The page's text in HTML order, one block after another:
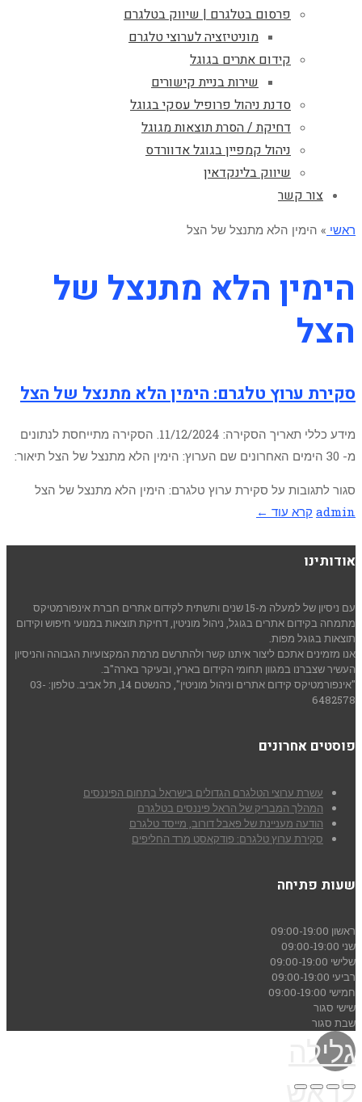
פרסום בטלגרם | שיווק בטלגרם
מוניטיזציה לערוצי טלגרם
קידום אתרים בגוגל
שירות בניית קישורים
סדנת ניהול פרופיל עסקי בגוגל
דחיקת / הסרת תוצאות מגוגל
ניהול קמפיין בגוגל אדוורדס
שיווק בלינקדאין
צור קשר
ראשי » הימין הלא מתנצל של הצל
הימין הלא מתנצל של
הצל
סקירת ערוץ טלגרם: הימין הלא מתנצל של הצל
מידע כללי תאריך הסקירה: 11/12/2024. הסקירה מתייחסת לנתונים
מ- 30 הימים האחרונים שם הערוץ: הימין הלא מתנצל של הצל תיאור:
סגור לתגובות על סקירת ערוץ טלגרם: הימין הלא מתנצל של הצל
admin קרא עוד ←
אודותינו
עם ניסיון של למעלה מ-15 שנים ותשתית לקידום אתרים חברת אינפורמטיקס
מתמחה בקידום אתרים בגוגל, ניהול מוניטין, דחיקת תוצאות במנועי חיפוש וקידום
תוצאות בגוגל מפות.
אנו מזמינים אתכם ליצור איתנו קשר ולהתרשם מרמת המקצועיות הגבוהה והניסיון
העשיר שצברנו במגוון תחומי הקידום בארץ, ובעיקר בארה"ב.
"אינפורמטיקס קידום אתרים וניהול מוניטין", כהנשטם 14, תל אביב. טלפון: 03-
6482578
פוסטים אחרונים
עשרת ערוצי הטלגרם הגדולים בישראל בתחום הפיננסים
המהלך המבריק של הראל פיננסים בטלגרם
הודעה מעניינת של פאבל דורוב, מייסד טלגרם
סקירת ערוץ טלגרם: פודקאסט מרד החליפים
שעות פתיחה
ראשון 09:00-19:00
שני 09:00-19:00
שלישי 09:00-19:00
רביעי 09:00-19:00
חמישי 09:00-19:00
שישי סגור
שבת סגור
גלילה
לראש